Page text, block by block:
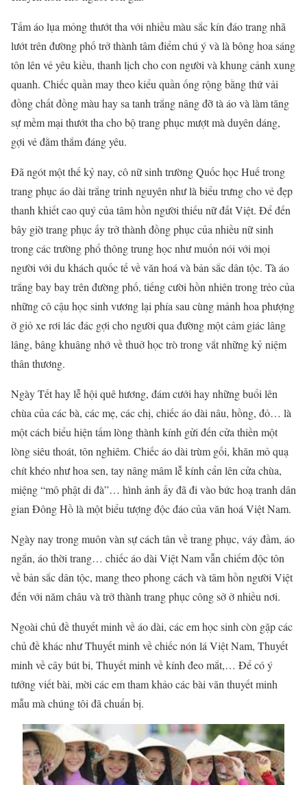
Tấm áo lụa mỏng thướt tha với nhiều màu sắc kín đáo trang nhã
lướt trên đường phố trở thành tâm điểm chú ý và là bông hoa sáng
tôn lên vẻ yêu kiều, thanh lịch cho con người và khung cảnh xung
quanh. Chiếc quần may theo kiểu quần ống rộng bằng thứ vải
đồng chất đồng màu hay sa tanh trắng nâng đỡ tà áo và làm tăng
sự mềm mại thướt tha cho bộ trang phục mượt mà duyên dáng,
gợi vẻ đằm thắm đáng yêu.
Đã ngót một thế kỷ nay, cô nữ sinh trường Quốc học Huế trong
trang phục áo dài trắng trinh nguyên như là biểu trưng cho vẻ đẹp
thanh khiết cao quý của tâm hồn người thiếu nữ đất Việt. Để đến
bây giờ trang phục ấy trở thành đồng phục của nhiều nữ sinh
trong các trường phổ thông trung học như muốn nói với mọi
người với du khách quốc tế về văn hoá và bản sắc dân tộc. Tà áo
trắng bay bay trên đường phố, tiếng cười hồn nhiên trong trẻo của
những cô cậu học sinh vương lại phía sau cùng mảnh hoa phượng
ở giỏ xe rơi lác đác gợi cho người qua đường một cảm giác lâng
lâng, bâng khuâng nhớ về thuở học trò trong vắt những kỷ niệm
thân thương.
Ngày Tết hay lễ hội quê hương, đám cưới hay những buổi lên
chùa của các bà, các mẹ, các chị, chiếc áo dài nâu, hồng, đỏ… là
một cách biểu hiện tấm lòng thành kính gửi đến cửa thiền một
lòng siêu thoát, tôn nghiêm. Chiếc áo dài trùm gối, khăn mỏ quạ
chít khéo như hoa sen, tay nâng mâm lễ kính cẩn lên cửa chùa,
miệng “mô phật di đà”… hình ảnh ấy đã đi vào bức hoạ tranh dân
gian Đông Hồ là một biểu tượng độc đáo của văn hoá Việt Nam.
Ngày nay trong muôn vàn sự cách tân về trang phục, váy đầm, áo
ngắn, áo thời trang… chiếc áo dài Việt Nam vẫn chiếm độc tôn
về bản sắc dân tộc, mang theo phong cách và tâm hồn người Việt
đến với năm châu và trở thành trang phục công sở ở nhiều nơi.
Ngoài chủ đề thuyết minh về áo dài, các em học sinh còn gặp các
chủ đề khác như Thuyết minh về chiếc nón lá Việt Nam, Thuyết
minh về cây bút bi, Thuyết minh về kính đeo mắt,… Để có ý
tưởng viết bài, mời các em tham khảo các bài văn thuyết minh
mẫu mà chúng tôi đã chuẩn bị.